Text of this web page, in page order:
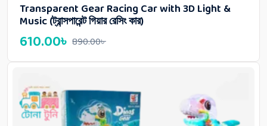
Transparent Gear Racing Car with 3D Light &
Music (ট্রান্সপারেন্ট গিয়ার রেসিং কার)
890.00৳
610.00৳